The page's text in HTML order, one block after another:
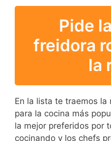
Pide
freidora
la
En la lista te traemos
para la cocina más
la mejor preferidos por
cocinando y los chefs